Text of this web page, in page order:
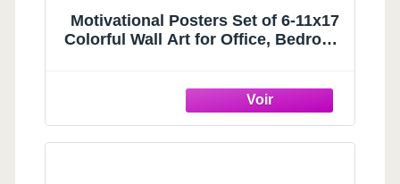
Motivational Posters Set of 6-11x17
Colorful Wall Art for Office, Bedroom